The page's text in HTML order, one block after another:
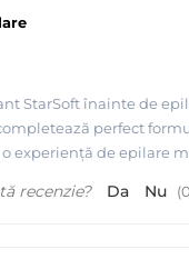
StarSoft înainte de
perfect
experiență de epilare
recenzie? Da Nu (0